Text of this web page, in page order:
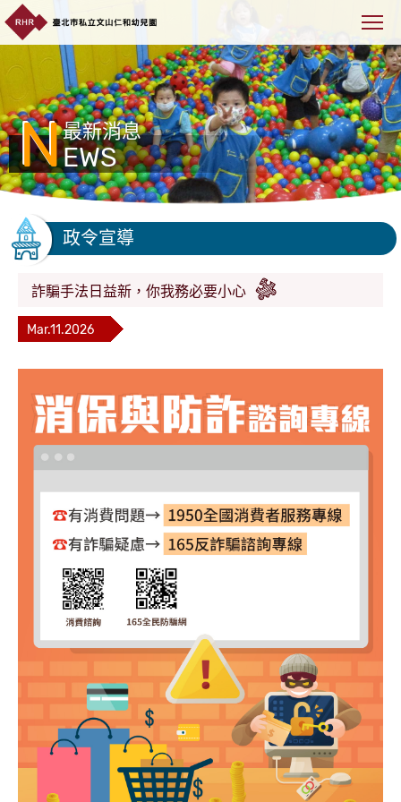
NEWS
最新消息
政令宣導
詐騙手法日益新，你我務必要小心
Mar.11.2026